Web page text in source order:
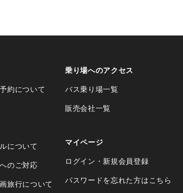
約について
について
のご対応
旅行について
乗り場へのアクセス
バス乗り場一覧
販売会社一覧
マイページ
ログイン・新規会員登録
パスワードを忘れた方はこちら